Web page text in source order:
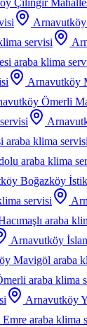
Çilingir
servisi
araba klima
Arnavutköy
Ömerli
araba klima servisi
araba klima
Boğazköy
servisi
araba
Arnavutköy
Mavigöl araba
araba klima
Arnavutköy
Emre araba klima